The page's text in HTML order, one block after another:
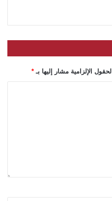
الحقول الإلزامية مشار إليها بـ *